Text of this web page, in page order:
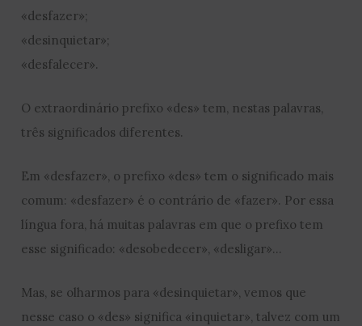
«desfazer»;
«desinquietar»;
«desfalecer».
O extraordinário prefixo «des» tem, nestas palavras,
três significados diferentes.
Em «desfazer», o prefixo «des» tem o significado mais
comum: «desfazer» é o contrário de «fazer». Por essa
língua fora, há muitas palavras em que o prefixo tem
esse significado: «desobedecer», «desligar»…
Mas, se olharmos para «desinquietar», vemos que
nesse caso o «des» significa «inquietar», talvez com um